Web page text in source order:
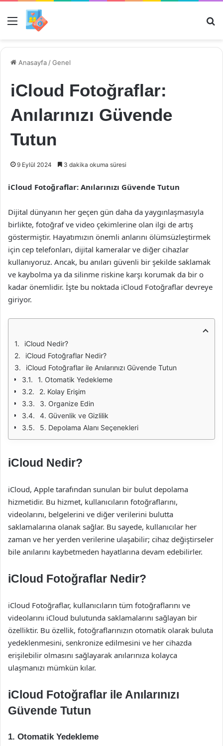
Menü
Anasayfa /Genel
iCloud Fotoğraflar:
Anılarınızı Güvende
Tutun
9 Eylül 2024 3 dakika okuma süresi
iCloud Fotoğraflar: Anılarınızı Güvende Tutun
Dijital dünyanın her geçen gün daha da yaygınlaşmasıyla
birlikte, fotoğraf ve video çekimlerine olan ilgi de artış
göstermiştir. Hayatımızın önemli anlarını ölümsüzleştirmek
için cep telefonları, dijital kameralar ve diğer cihazlar
kullanıyoruz. Ancak, bu anıları güvenli bir şekilde saklamak
ve kaybolma ya da silinme riskine karşı korumak da bir o
kadar önemlidir. İşte bu noktada iCloud Fotoğraflar devreye
giriyor.
iCloud Nedir?
iCloud Fotoğraflar Nedir?
iCloud Fotoğraflar ile Anılarınızı Güvende Tutun
1. Otomatik Yedekleme
2. Kolay Erişim
3. Organize Edin
4. Güvenlik ve Gizlilik
5. Depolama Alanı Seçenekleri
iCloud Nedir?
iCloud, Apple tarafından sunulan bir bulut depolama
hizmetidir. Bu hizmet, kullanıcıların fotoğraflarını,
videolarını, belgelerini ve diğer verilerini bulutta
saklamalarına olanak sağlar. Bu sayede, kullanıcılar her
zaman ve her yerden verilerine ulaşabilir; cihaz değiştirseler
bile anılarını kaybetmeden hayatlarına devam edebilirler.
iCloud Fotoğraflar Nedir?
iCloud Fotoğraflar, kullanıcıların tüm fotoğraflarını ve
videolarını iCloud bulutunda saklamalarını sağlayan bir
özelliktir. Bu özellik, fotoğraflarınızın otomatik olarak buluta
yedeklenmesini, senkronize edilmesini ve her cihazda
erişilebilir olmasını sağlayarak anılarınıza kolayca
ulaşmanızı mümkün kılar.
iCloud Fotoğraflar ile Anılarınızı
Güvende Tutun
1. Otomatik Yedekleme